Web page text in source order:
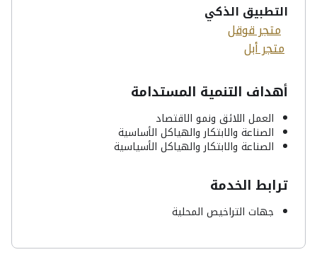
التطبيق الذكي
متجر قوقل
متجر أبل
أهداف التنمية المستدامة
العمل اللائق ونمو الاقتصاد
الصناعة والابتكار والهياكل الأساسية
الصناعة والابتكار والهياكل الأسياسية
ترابط الخدمة
جهات التراخيص المحلية